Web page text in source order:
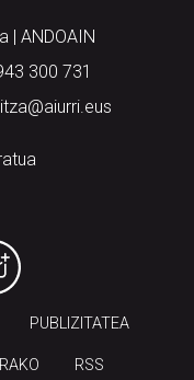
| ANDOAIN
300 731
PUBLIZITATEA
RSS